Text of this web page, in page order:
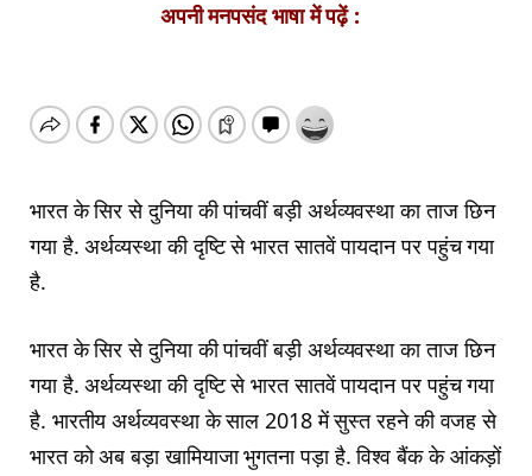
अपनी मनपसंद भाषा में पढ़ें :
भारत के सिर से दुनिया की पांचवीं बड़ी अर्थव्यवस्था का ताज छिन
गया है. अर्थव्यस्था की दृष्टि से भारत सातवें पायदान पर पहुंच गया
है.
भारत के सिर से दुनिया की पांचवीं बड़ी अर्थव्यवस्था का ताज छिन
गया है. अर्थव्यस्था की दृष्टि से भारत सातवें पायदान पर पहुंच गया
है. भारतीय अर्थव्यवस्था के साल 2018 में सुस्त रहने की वजह से
भारत को अब बड़ा खामियाजा भुगतना पड़ा है. विश्व बैंक के आंकड़ों